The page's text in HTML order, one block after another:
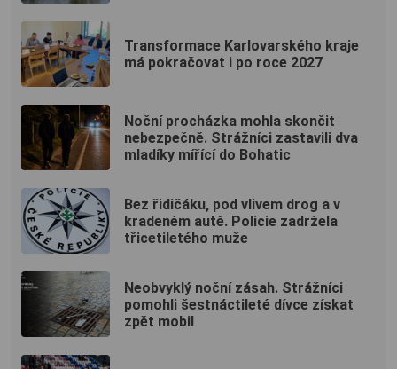
Transformace Karlovarského kraje
má pokračovat i po roce 2027
Noční procházka mohla skončit
nebezpečně. Strážníci zastavili dva
mladíky mířící do Bohatic
Bez řidičáku, pod vlivem drog a v
kradeném autě. Policie zadržela
třicetiletého muže
Neobvyklý noční zásah. Strážníci
pomohli šestnáctileté dívce získat
zpět mobil